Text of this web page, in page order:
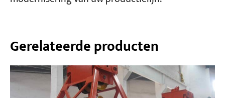
Gerelateerde producten